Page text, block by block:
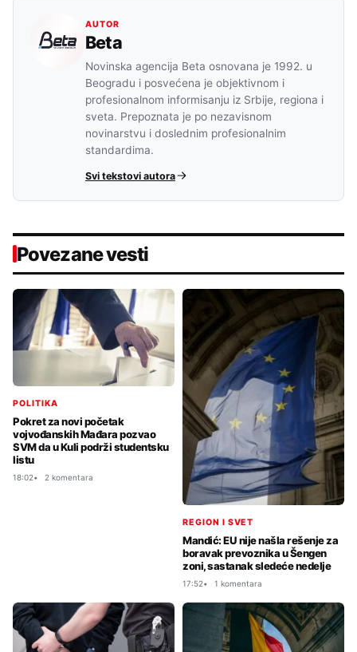
AUTOR
Beta
Novinska agencija Beta osnovana je 1992. u
Beogradu i posvećena je objektivnom i
profesionalnom informisanju iz Srbije, regiona i
sveta. Prepoznata je po nezavisnom
novinarstvu i doslednim profesionalnim
standardima.
Svi tekstovi autora
Povezane vesti
POLITIKA
Pokret za novi početak
vojvođanskih Mađara pozvao
SVM da u Kuli podrži studentsku
listu
18:02 2 komentara
REGION I SVET
Mandić: EU nije našla rešenje za
boravak prevoznika u Šengen
zoni, sastanak sledeće nedelje
17:52 1 komentara